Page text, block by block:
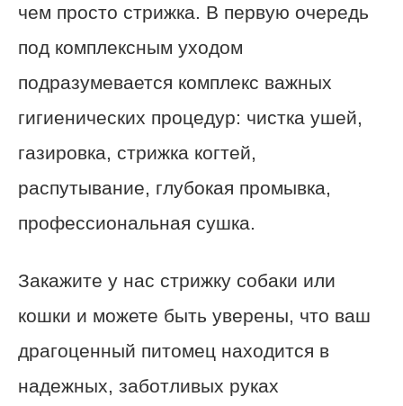
чем просто стрижка. В первую очередь
под комплексным уходом
подразумевается комплекс важных
гигиенических процедур: чистка ушей,
газировка, стрижка когтей,
распутывание, глубокая промывка,
профессиональная сушка.
Закажите у нас стрижку собаки или
кошки и можете быть уверены, что ваш
драгоценный питомец находится в
надежных, заботливых руках